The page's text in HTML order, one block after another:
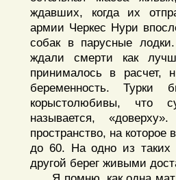
ждавших, когда их
армии Черкес Нури
собак в парусные
ждали смерти как
принималось в расчет,
беременность.
корыстолюбивы, что
называется,
пространство, на
до 60. На одно из таких
другой берег живыми